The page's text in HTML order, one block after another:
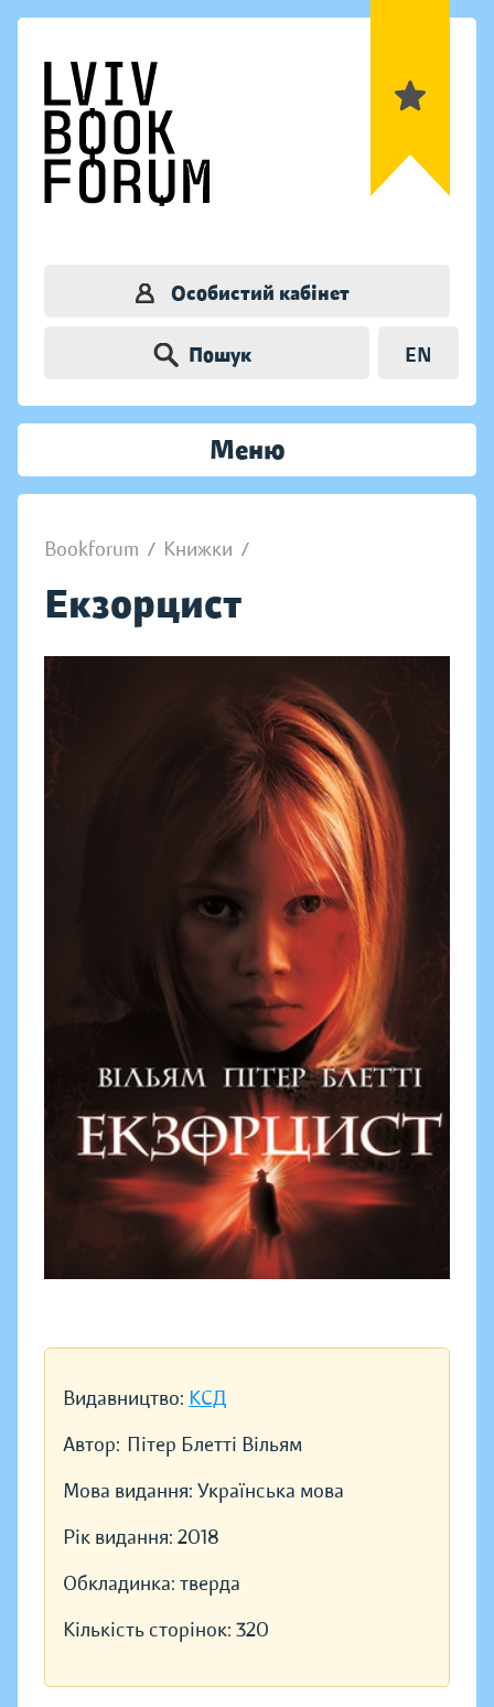
Особистий кабінет
Пошук EN
Меню
Bookforum / Книжки /
Екзорцист
Видавництво: КСД
Автор: Пітер Блетті Вільям
Мова видання: Українська мова
Рік видання: 2018
Обкладинка: тверда
Кількість сторінок: 320